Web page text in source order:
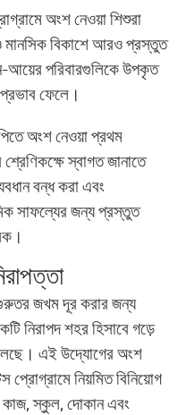
অংশ নেওয়া শিশুরা
মানসিক বিকাশে আরও প্রস্তুত
আয়ের পরিবারগুলিকে উপকৃত
প্রভাব ফেলে।
অংশ নেওয়া প্রথম
স্বাগত জানাতে
বন্ধ করা এবং
সাফল্যের জন্য প্রস্তুত
গুরুতর জখম দূর করার জন্য
নিরাপদ শহর হিসাবে গড়ে
এই উদ্যোগের অংশ
প্রোগ্রামে নিয়মিত বিনিয়োগ
কাজ, স্কুল, দোকান এবং